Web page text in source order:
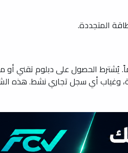
المتجددة.
حددت الجهة شروطاً واضحة: يجب أن يكون المتقدم سعودي الجنسية، ولا يتجاوز عمره 26 عاماً. يُشترط الحصول على دبلوم تقني
وغياب أي سجل تجاري نشط. هذه